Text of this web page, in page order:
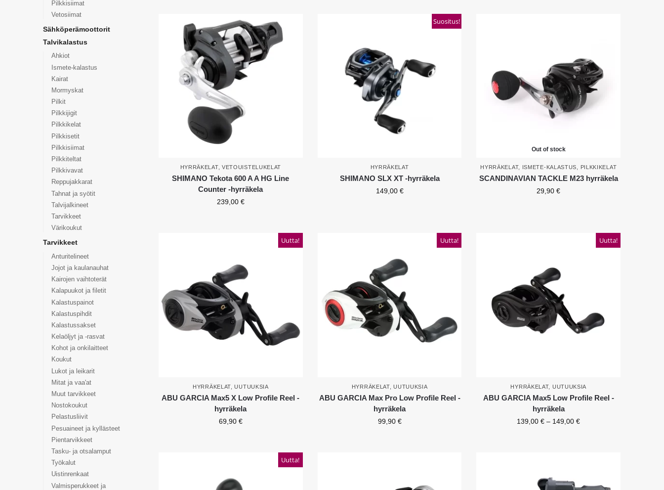
HYRRÄKELAT, VETOUISTELUKELAT
SHIMANO Tekota 600 A A HG Line
Counter -hyrräkela
239,00 €
Suositus!
HYRRÄKELAT
SHIMANO SLX XT -hyrräkela
149,00 €
Out of stock
HYRRÄKELAT, ISMETE-KALASTUS, PILKKIKELAT
SCANDINAVIAN TACKLE M23 hyrräkela
29,90€
Uutta!
HYRRÄKELAT ,UUTUUKSIA
ABU GARCIA Max5 X Low Profile Reel -
hyrräkela
69,90 €
Uutta!
HYRRÄKELAT,UUTUUKSIA
ABU GARCIA Max Pro Low Profile Reel -
hyrräkela
99,90 €
Uutta!
HYRRÄKELAT, UUTUUKSIA
ABU GARCIA Max5 Low Profile Reel -
hyrräkela
139,00€ – 149,00€
Uutta!
Pilkkisiimat
Vetosiimat
Sähköperämoottorit
Talvikalastus
Ahkiot
Ismete-kalastus
Kairat
Mormyskat
Pilkit
Pilkkijigit
Pilkkikelat
Pilkkisetit
Pilkkisiimat
Pilkkiteltat
Pilkkivavat
Reppujakkarat
Tahnat ja syötit
Talvijalkineet
Tarvikkeet
Värikoukut
Tarvikkeet
Anturitelineet
Jojot ja kaulanauhat
Kairojen vaihtoterät
Kalapuukot ja filetit
Kalastuspainot
Kalastuspihdit
Kalastussakset
Kelaöljyt ja -rasvat
Kohot ja onkilaitteet
Koukut
Lukot ja leikarit
Mitat ja vaa'at
Muut tarvikkeet
Nostokoukut
Pelastusliivit
Pesuaineet ja kyllästeet
Pientarvikkeet
Tasku- ja otsalamput
Työkalut
Uistinrenkaat
Valmisperukkeet ja